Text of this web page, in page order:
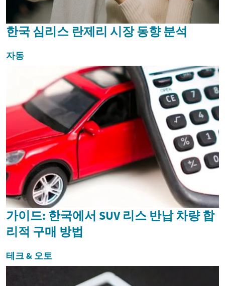
한국 심리스 란제리 시장 동향 분석
자동
가이드: 한국에서 SUV 리스 반납 차량 합
리적 구매 방법
테크 & 오토